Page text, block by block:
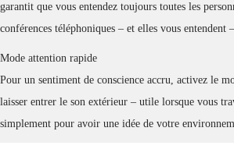
garantit que vous entendez toujours toutes les
conférences téléphoniques – et elles vous entendent
Mode attention rapide
Pour un sentiment de conscience accru, activez le
laisser entrer le son extérieur – utile lorsque vous
simplement pour avoir une idée de votre